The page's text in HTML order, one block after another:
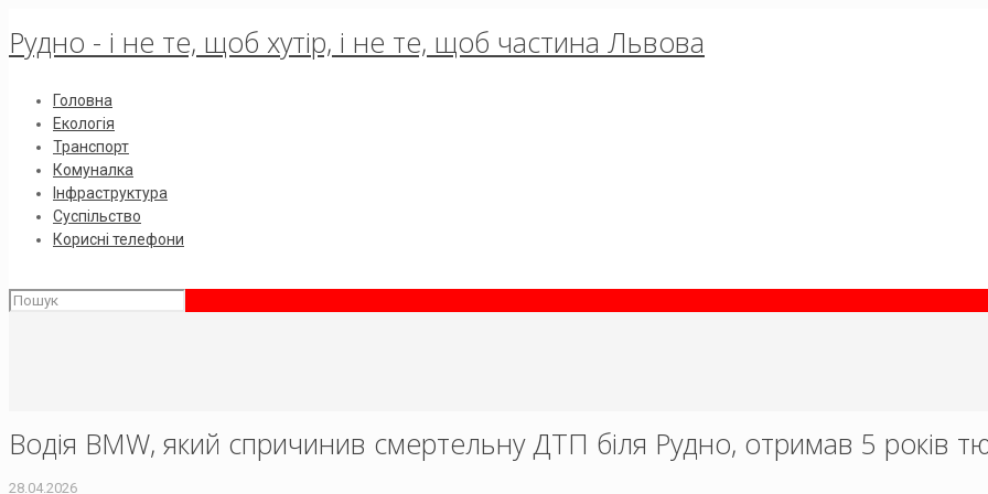
Рудно - і не те, щоб хутір, і не те, щоб частина Львова
Головна
Екологія
Транспорт
Комуналка
Інфраструктура
Суспільство
Корисні телефони
Водія BMW, який спричинив смертельну ДТП біля Рудно, отримав 5 років
28.04.2026